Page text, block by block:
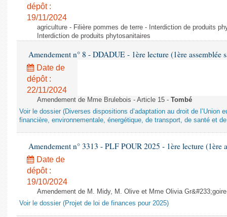
dépôt :
19/11/2024
agriculture - Filière pommes de terre - Interdiction de produits
Interdiction de produits phytosanitaires
Amendement n° 8 - DDADUE - 1ère lecture (1ère assemblée
Date de
dépôt :
22/11/2024
Amendement de Mme Brulebois - Article 15 - Tombé
Voir le dossier (Diverses dispositions d’adaptation au droit de l’Union
financière, environnementale, énergétique, de transport, de santé et
Amendement n° 3313 - PLF POUR 2025 - 1ère lecture (1ère
Date de
dépôt :
19/10/2024
Amendement de M. Midy, M. Olive et Mme Olivia
Voir le dossier (Projet de loi de finances pour 2025)